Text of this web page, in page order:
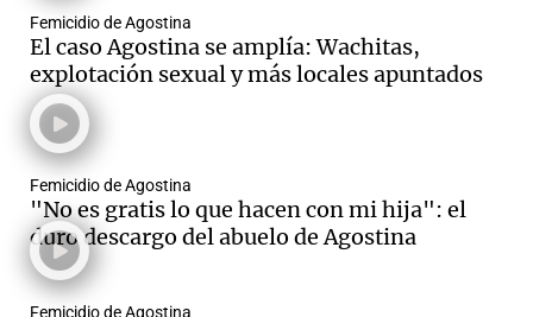
Femicidio de Agostina
El caso Agostina se amplía: Wachitas,
explotación sexual y más locales apuntados
Femicidio de Agostina
"No es gratis lo que hacen con mi hija": el
duro descargo del abuelo de Agostina
Femicidio de Agostina